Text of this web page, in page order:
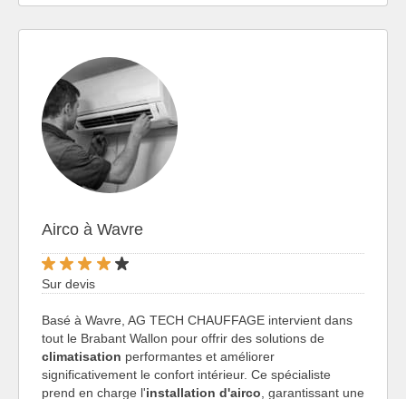
Airco à Wavre
Sur devis
Basé à Wavre, AG TECH CHAUFFAGE intervient dans
tout le Brabant Wallon pour offrir des solutions de
climatisation performantes et améliorer
significativement le confort intérieur. Ce spécialiste
prend en charge l'installation d'airco , garantissant une